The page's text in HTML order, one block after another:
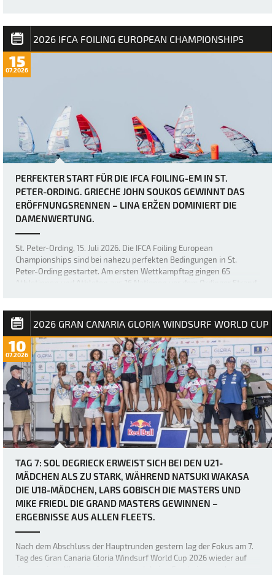
Frauen sowie die Weltmeistertitel i…
2026 IFCA FOILING EUROPEAN CHAMPIONSHIPS
15
07.2026
PERFEKTER START FÜR DIE IFCA FOILING-EM IN ST.
PETER-ORDING. GRIECHE JOHN SOUKOS GEWINNT DAS
ERÖFFNUNGSRENNEN – LINA ERŽEN DOMINIERT DIE
DAMENWERTUNG.
St. Peter-Ording, 15. Juli 2026. Die IFCA Foiling European
Championships sind bei nahezu perfekten Bedingungen in St.
Peter-Ording gestartet. Am ersten Wettkampftag gingen 65
Athletinnen und Athleten aus 16 Nationen vor dem Ordinger Strand
2026 GRAN CANARIA GLORIA WINDSURF WORLD CUP
10
07.2026
TAG 7: SOL DEGRIECK ERWEIST SICH BEI DEN U21-
MÄDCHEN ALS ZU STARK, WÄHREND NATSUKI WAKASA
DIE U18-MÄDCHEN, LARS GOBISCH DIE MASTERS UND
MIKE FRIEDL DIE GRAND MASTERS GEWINNEN –
ERGEBNISSE AUS ALLEN FLEETS.
Nach dem Abschluss der Hauptrunden gestern lag der Fokus am 7.
Tag des Gran Canaria Gloria Windsurf World Cup 2026 wieder auf